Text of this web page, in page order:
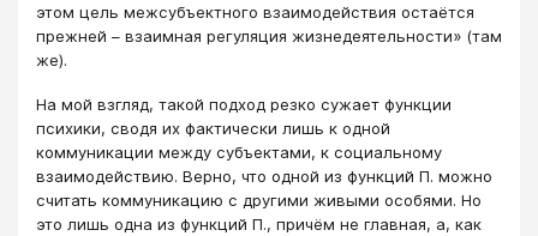
этом цель межсубъектного взаимодействия остаётся
прежней – взаимная регуляция жизнедеятельности» (там
же).
На мой взгляд, такой подход резко сужает функции
психики, сводя их фактически лишь к одной
коммуникации между субъектами, к социальному
взаимодействию. Верно, что одной из функций П. можно
считать коммуникацию с другими живыми особями. Но
это лишь одна из функций П., причём не главная, а, как